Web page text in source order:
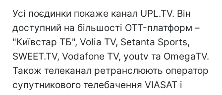
Усі поєдинки покаже канал UPL.TV. Він
доступний на більшості OTT-платформ –
"Київстар ТБ", Volia TV, Setanta Sports,
SWEET.TV, Vodafone TV, youtv та OmegaTV.
Також телеканал ретранслюють оператор
супутникового телебачення VIASAT і